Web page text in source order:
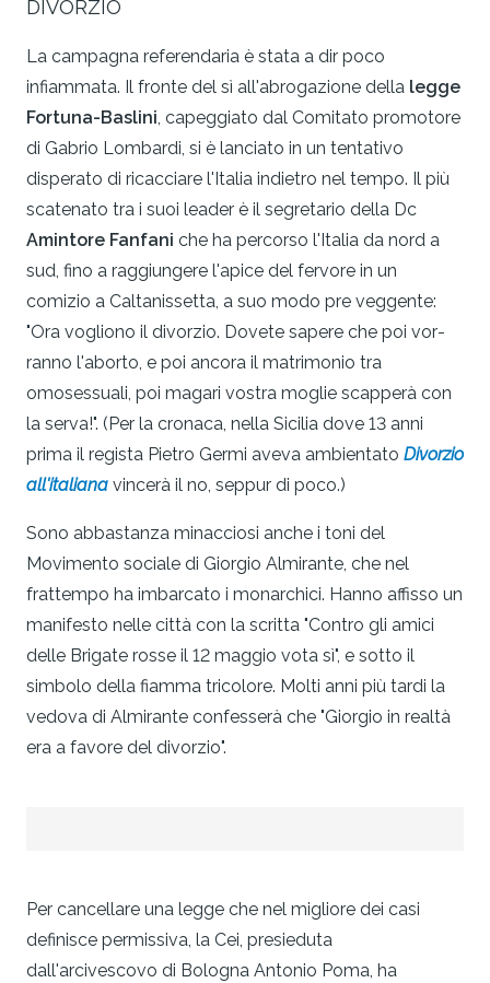
DIVORZIO
La campagna referendaria è stata a dir poco
infiammata. Il fronte del sì all'abrogazione della legge
Fortuna-Baslini, capeg­giato dal Comitato promotore
di Gabrio Lombardi, si è lanciato in un tentativo
disperato di ricacciare l'Italia indietro nel tempo. Il più
scatenato tra i suoi leader è il segretario della Dc
Amintore Fanfani che ha percorso l'Italia da nord a
sud, fino a raggiungere l'apice del fervore in un
comizio a Caltanissetta, a suo modo pre­ veggente:
"Ora vogliono il divorzio. Dovete sapere che poi vor­
ranno l'aborto, e poi ancora il matrimonio tra
omosessuali, poi magari vostra moglie scapperà con
la serva!". (Per la cronaca, nella Sicilia dove 13 anni
prima il regista Pietro Germi aveva am­bientato Divorzio
all'italiana vincerà il no, seppur di poco.)
Sono abbastanza minacciosi anche i toni del
Movimento so­ciale di Giorgio Almirante, che nel
frattempo ha imbarcato i mo­narchici. Hanno affisso un
manifesto nelle città con la scritta "Contro gli amici
delle Brigate rosse il 12 maggio vota sì", e sotto il
simbolo della fiamma tricolore. Molti anni più tardi la
vedova di Almirante confesserà che "Giorgio in realtà
era a favore del divorzio".
Per cancellare una legge che nel migliore dei casi
definisce permissiva, la Cei, presieduta
dall'arcivescovo di Bologna Anto­nio Poma, ha